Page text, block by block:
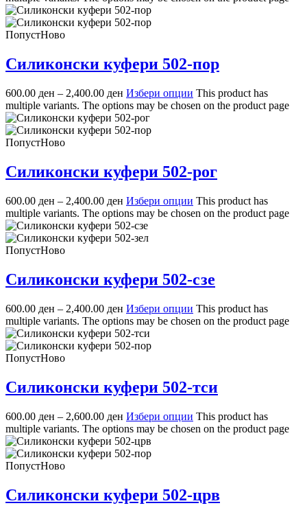
ПопустНово
Силиконски куфери 502-пор
600.00 ден – 2,400.00 ден Избери опции This product has
multiple variants. The options may be chosen on the product page
ПопустНово
Силиконски куфери 502-рог
600.00 ден – 2,400.00 ден Избери опции This product has
multiple variants. The options may be chosen on the product page
ПопустНово
Силиконски куфери 502-сзе
600.00 ден – 2,400.00 ден Избери опции This product has
multiple variants. The options may be chosen on the product page
ПопустНово
Силиконски куфери 502-тси
600.00 ден – 2,600.00 ден Избери опции This product has
multiple variants. The options may be chosen on the product page
ПопустНово
Силиконски куфери 502-црв